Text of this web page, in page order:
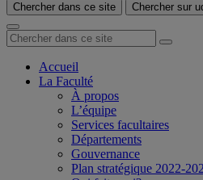
Chercher dans ce site Chercher sur
Accueil
La Faculté
À propos
L’équipe
Services facultaires
Départements
Gouvernance
Plan stratégique 2022-